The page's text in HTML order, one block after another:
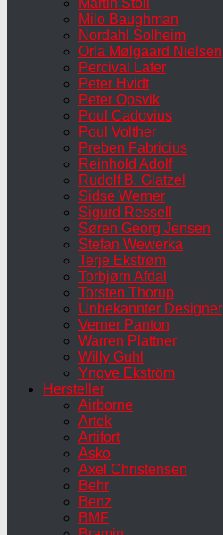
Milo Baughman
Nordahl Solheim
Orla Mølgaard Nielsen
Percival Lafer
Peter Hvidt
Peter Opsvik
Poul Cadovius
Poul Volther
Preben Fabricius
Reinhold Adolf
Rudolf B. Glatzel
Sidse Werner
Sigurd Ressell
Søren Georg Jensen
Stefan Wewerka
Terje Ekstrøm
Torbjørn Afdal
Torsten Thorup
Unbekannter Designer
Verner Panton
Warren Plattner
Willy Guhl
Yngve Ekström
Hersteller
Airborne
Artek
Artifort
Asko
Axel Christensen
Behr
Benz
BMF